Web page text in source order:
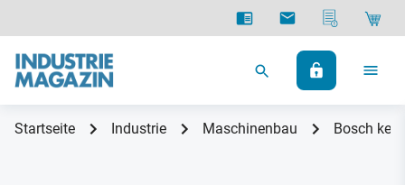
Startseite Industrie Maschinenbau Bosch